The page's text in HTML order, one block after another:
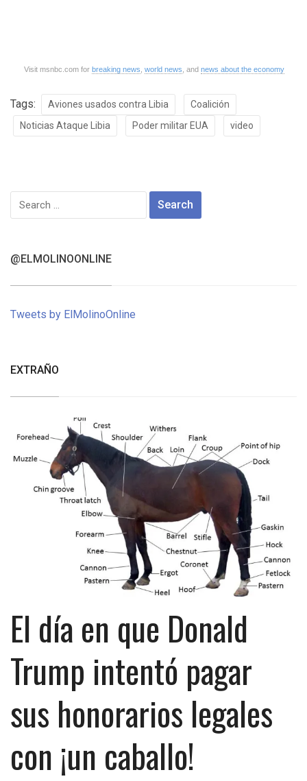
Visit msnbc.com for breaking news world news , and news about the economy
Tags: Aviones usados contra Libia
Coalición
Noticias Ataque Libia
Poder militar EUA video
Search
for:
@ELMOLINOONLINE
Tweets by ElMolinoOnline
EXTRAÑO
El día en que Donald
Trump intentó pagar
sus honorarios legales
con ¡un caballo!